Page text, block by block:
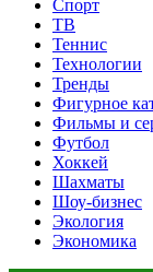
Спорт
ТВ
Теннис
Технологии
Тренды
Фигурное
Фильмы и
Футбол
Хоккей
Шахматы
Шоу-бизнес
Экология
Экономика